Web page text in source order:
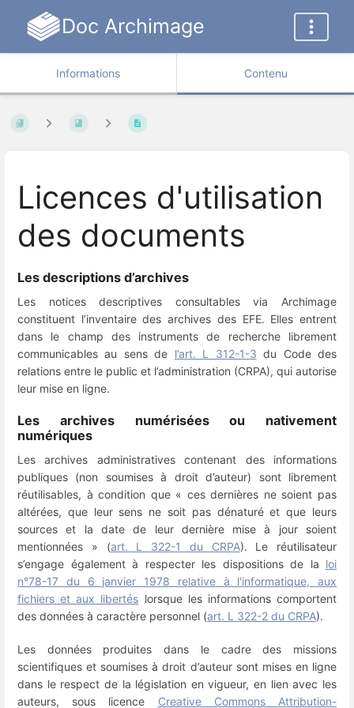
Doc Archimage
Informations Contenu
Licences d'utilisation
des documents
Les descriptions d’archives
Les notices descriptives consultables via Archimage
constituent l’inventaire des archives des EFE. Elles entrent
dans le champ des instruments de recherche librement
communicables au sens de l’art. L 312-1-3 du Code des
relations entre le public et l’administration (CRPA), qui autorise
leur mise en ligne.
Les archives numérisées ou nativement
numériques
Les archives administratives contenant des informations
publiques (non soumises à droit d’auteur) sont librement
réutilisables, à condition que « ces dernières ne soient pas
altérées, que leur sens ne soit pas dénaturé et que leurs
sources et la date de leur dernière mise à jour soient
mentionnées » (art. L 322-1 du CRPA). Le réutilisateur
s’engage également à respecter les dispositions de la loi
n°78-17 du 6 janvier 1978 relative à l'informatique, aux
fichiers et aux libertés lorsque les informations comportent
des données à caractère personnel (art. L 322-2 du CRPA).
Les données produites dans le cadre des missions
scientifiques et soumises à droit d’auteur sont mises en ligne
dans le respect de la législation en vigueur, en lien avec les
auteurs, sous licence Creative Commons Attribution-